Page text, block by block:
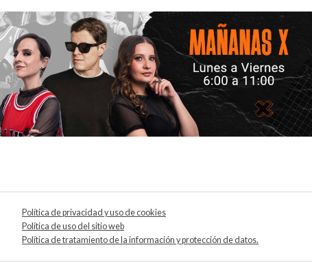
Política de privacidad y uso de cookies
Política de uso del sitio web
Política de tratamiento de la información y protección de datos.